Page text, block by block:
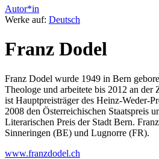
Autor*in
Werke auf: Deutsch
Franz Dodel
Franz Dodel wurde 1949 in Bern
Theologe und arbeitete bis 2012 an
ist Hauptpreisträger des Heinz-Weder-
2008 den Österreichischen Staatspreis
Literarischen Preis der Stadt Bern.
Sinneringen (BE) und Lugnorre (FR).
www.franzdodel.ch